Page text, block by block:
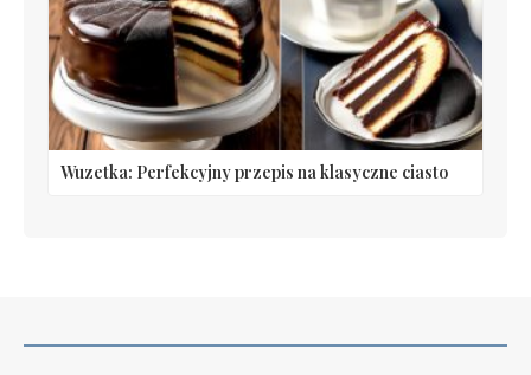
Wuzetka: Perfekcyjny przepis na klasyczne ciasto